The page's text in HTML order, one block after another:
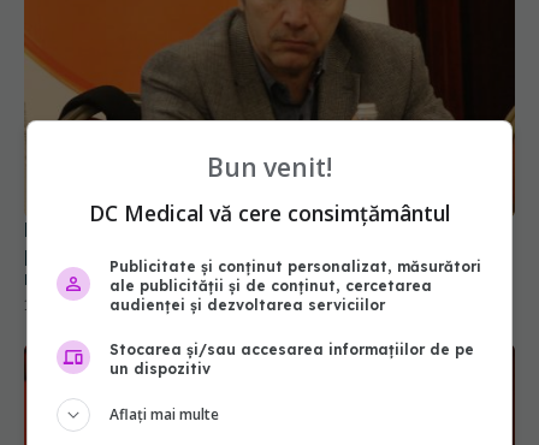
HEALTH ROMÂNIA II: Cristian Vlădescu, despre
politica medicamentului; „Trebuie o
restructurare”
11 oct 2019, 11:19
Bun venit!
DC Medical vă cere consimțământul
Publicitate și conținut personalizat, măsurători
ale publicității și de conținut, cercetarea
audienței și dezvoltarea serviciilor
Stocarea și/sau accesarea informațiilor de pe
un dispozitiv
Aflați mai multe